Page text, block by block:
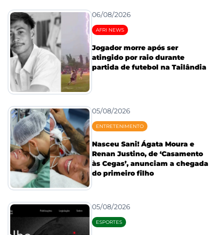
06/08/2026
AFRI NEWS
Jogador morre após ser
atingido por raio durante
partida de futebol na Tailândia
05/08/2026
ENTRETENIMENTO
Nasceu Sani! Ágata Moura e
Renan Justino, de ‘Casamento
às Cegas’, anunciam a chegada
do primeiro filho
05/08/2026
ESPORTES